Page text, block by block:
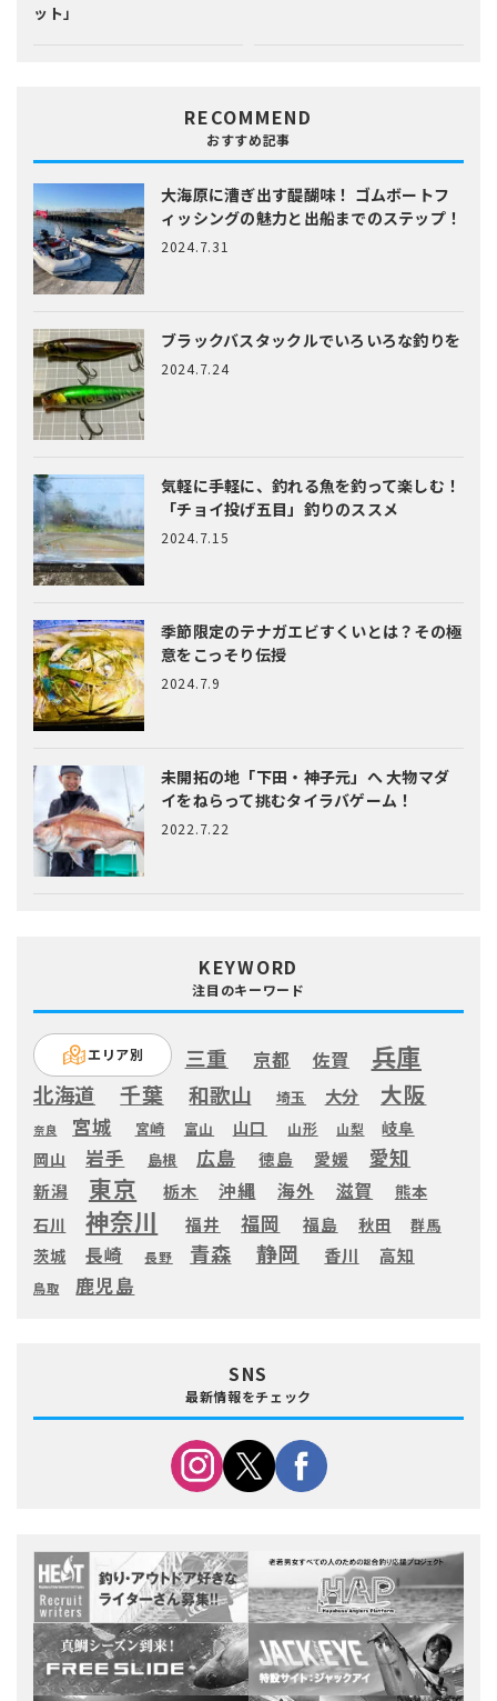
ット」
RECOMMEND
おすすめ記事
大海原に漕ぎ出す醍醐味！ ゴムボートフ
ィッシングの魅力と出船までのステップ！
2024.7.31
ブラックバスタックルでいろいろな釣りを
2024.7.24
気軽に手軽に、釣れる魚を釣って楽しむ！
「チョイ投げ五目」釣りのススメ
2024.7.15
季節限定のテナガエビすくいとは？ その極
意をこっそり伝授
2024.7.9
未開拓の地「下田・神子元」へ大物マダ
イをねらって挑むタイラバゲーム！
2022.7.22
KEYWORD
注目のキーワード
エリア別 三重 京都 佐賀 兵庫
北海道 千葉 和歌山 埼玉 大分 大阪
奈良 宮城 宮崎 富山 山口 山形 山梨
岐阜
岡山
岩手 島根 広島 徳島 愛媛 愛知
新潟 東京 栃木 沖縄 海外 滋賀
熊本
石川
神奈川 福井 福岡 福島 秋田 群馬
茨城 長崎 長野 青森 静岡 香川 高知
鳥取 鹿児島
SNS
最新情報をチェック